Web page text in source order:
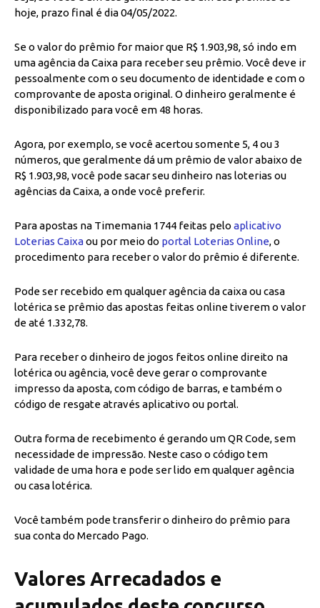
hoje, prazo final é dia 04/05/2022.
Se o valor do prêmio for maior que R$ 1.903,98, só indo em
uma agência da Caixa para receber seu prêmio. Você deve ir
pessoalmente com o seu documento de identidade e com o
comprovante de aposta original. O dinheiro geralmente é
disponibilizado para você em 48 horas.
Agora, por exemplo, se você acertou somente 5, 4 ou 3
números, que geralmente dá um prêmio de valor abaixo de
R$ 1.903,98, você pode sacar seu dinheiro nas loterias ou
agências da Caixa, a onde você preferir.
Para apostas na Timemania 1744 feitas pelo aplicativo
Loterias Caixaou por meio do portal Loterias Online, o
procedimento para receber o valor do prêmio é diferente.
Pode ser recebido em qualquer agência da caixa ou casa
lotérica se prêmio das apostas feitas online tiverem o valor
de até 1.332,78.
Para receber o dinheiro de jogos feitos online direito na
lotérica ou agência, você deve gerar o comprovante
impresso da aposta, com código de barras, e também o
código de resgate através aplicativo ou portal.
Outra forma de recebimento é gerando um QR Code, sem
necessidade de impressão. Neste caso o código tem
validade de uma hora e pode ser lido em qualquer agência
ou casa lotérica.
Você também pode transferir o dinheiro do prêmio para
sua conta do Mercado Pago.
Valores Arrecadados e